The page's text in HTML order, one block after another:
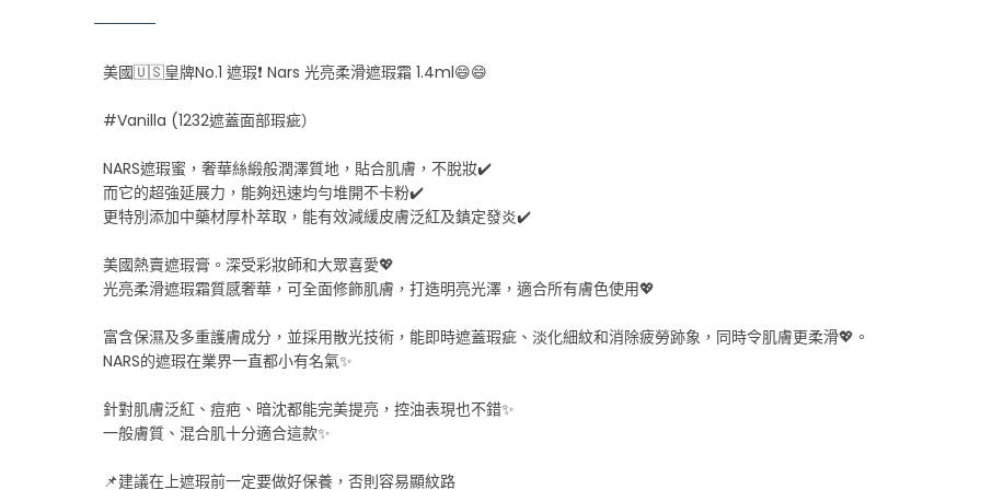
美國🇺🇸皇牌No.1 遮瑕❗ Nars 光亮柔滑遮瑕霜 1.4ml😄😄
#Vanilla (1232遮蓋面部瑕疵）
NARS遮瑕蜜，奢華絲緞般潤澤質地，貼合肌膚，不脫妝✔️
而它的超強延展力，能夠迅速均勻堆開不卡粉✔️
更特別添加中藥材厚朴萃取，能有效減緩皮膚泛紅及鎮定發炎✔️
美國熱賣遮瑕膏。深受彩妝師和大眾喜愛💖
光亮柔滑遮瑕霜質感奢華，可全面修飾肌膚，打造明亮光澤，適合所有膚色使用💖
富含保濕及多重護膚成分，並採用散光技術，能即時遮蓋瑕疵、淡化細紋和消除疲勞跡象，同時令肌膚更柔滑💖。
NARS的遮瑕在業界一直都小有名氣✨
針對肌膚泛紅、痘疤、暗沈都能完美提亮，控油表現也不錯✨
一般膚質、混合肌十分適合這款✨
📌建議在上遮瑕前一定要做好保養，否則容易顯紋路